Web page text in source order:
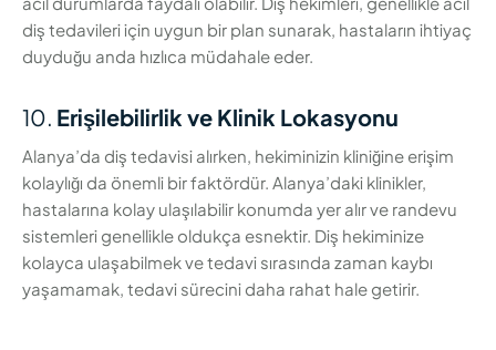
diş tedavileri için uygun bir plan sunarak, hastaların ihtiyaç
duyduğu anda hızlıca müdahale eder.
10. Erişilebilirlik ve Klinik Lokasyonu
Alanya’da diş tedavisi alırken, hekiminizin kliniğine erişim
kolaylığı da önemli bir faktördür. Alanya’daki klinikler,
hastalarına kolay ulaşılabilir konumda yer alır ve randevu
sistemleri genellikle oldukça esnektir. Diş hekiminize
kolayca ulaşabilmek ve tedavi sırasında zaman kaybı
yaşamamak, tedavi sürecini daha rahat hale getirir.